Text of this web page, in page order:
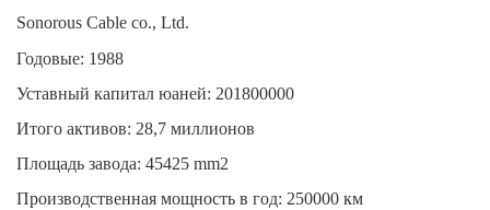
Sonorous Cable co., Ltd.
Годовые: 1988
Уставный капитал юаней: 201800000
Итого активов: 28,7 миллионов
Площадь завода: 45425 mm2
Производственная мощность в год: 250000 км